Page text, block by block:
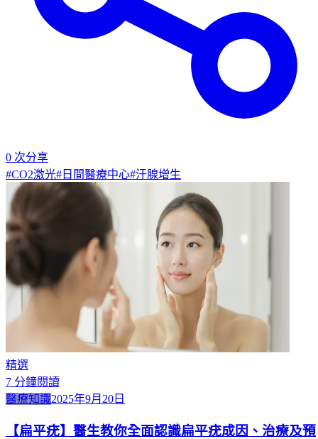
0 次分享
#CO2激光# 日間醫療中心#汗腺增生
精選
7 分鐘閱讀
醫療知識2025年9月20日
【扁平疣】醫生教你全面認識扁平疣成因、治療及預